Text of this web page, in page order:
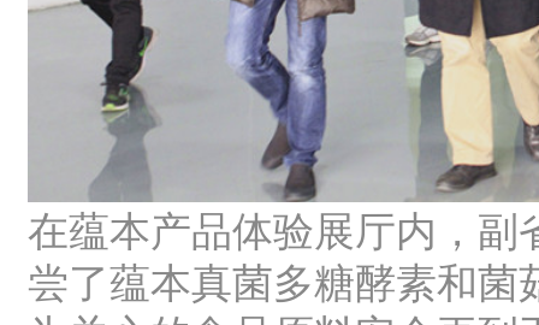
在蕴本产品体验展厅内，
尝了蕴本真菌多糖酵素和